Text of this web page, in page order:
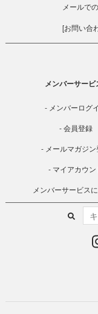
メールで
[お問い合
メンバーサービ
メンバーログ
会員登録
メールマガジ
マイアカウン
メンバーサービス